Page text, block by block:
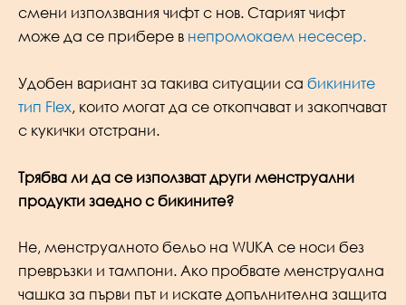
смени използвания чифт с нов. Старият чифт
може да се прибере в непромокаем несесер.
Удобен вариант за такива ситуации са бикините
тип Flex, които могат да се откопчават и закопчават
с кукички отстрани.
Трябва ли да се използват други менструални
продукти заедно с бикините?
Не, менструалното бельо на WUKA се носи без
превръзки и тампони. Ако пробвате менструална
чашка за първи път и искате допълнителна защита